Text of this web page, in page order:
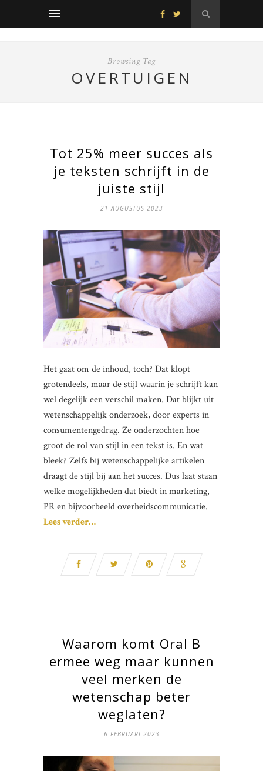
Browsing Tag
OVERTUIGEN
Tot 25% meer succes als
je teksten schrijft in de
juiste stijl
21 AUGUSTUS 2023
Het gaat om de inhoud, toch? Dat klopt
grotendeels, maar de stijl waarin je schrijft kan
wel degelijk een verschil maken. Dat blijkt uit
wetenschappelijk onderzoek, door experts in
consumentengedrag. Ze onderzochten hoe
groot de rol van stijl in een tekst is. En wat
bleek? Zelfs bij wetenschappelijke artikelen
draagt de stijl bij aan het succes. Dus laat staan
welke mogelijkheden dat biedt in marketing,
PR en bijvoorbeeld overheidscommunicatie.
Lees verder…
Waarom komt Oral B
ermee weg maar kunnen
veel merken de
wetenschap beter
weglaten?
6 FEBRUARI 2023